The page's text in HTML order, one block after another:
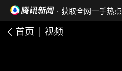
· 获取全网一手热点
首页 视频